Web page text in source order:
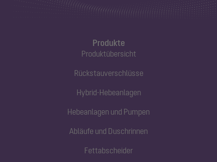
Produkte
Produktübersicht
Rückstauverschlüsse
Hybrid-Hebeanlagen
Hebeanlagen und Pumpen
Abläufe und Duschrinnen
Fettabscheider